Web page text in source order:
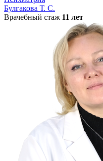
Булгакова Т. С.
Врачебный стаж 11 лет